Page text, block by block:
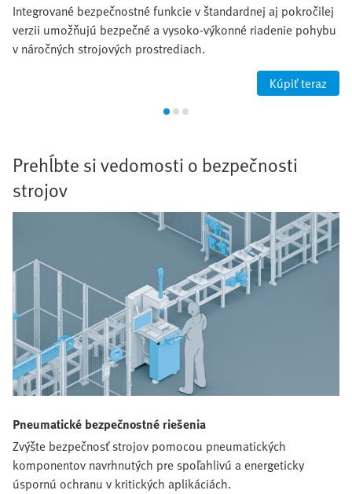
Integrované bezpečnostné funkcie v štandardnej aj pokročilej
verzii umožňujú bezpečné a vysoko‑výkonné riadenie pohybu
v náročných strojových prostrediach.
Kúpiť teraz
Prehĺbte si vedomosti o bezpečnosti
strojov
Pneumatické bezpečnostné riešenia
Zvýšte bezpečnosť strojov pomocou pneumatických
komponentov navrhnutých pre spoľahlivú a energeticky
úspornú ochranu v kritických aplikáciách.